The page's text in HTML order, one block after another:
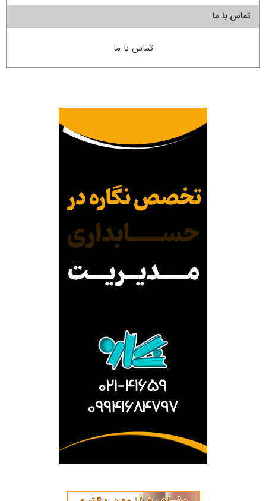
تماس با ما
تماس با ما